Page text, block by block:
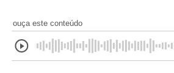
ouça este conteúdo